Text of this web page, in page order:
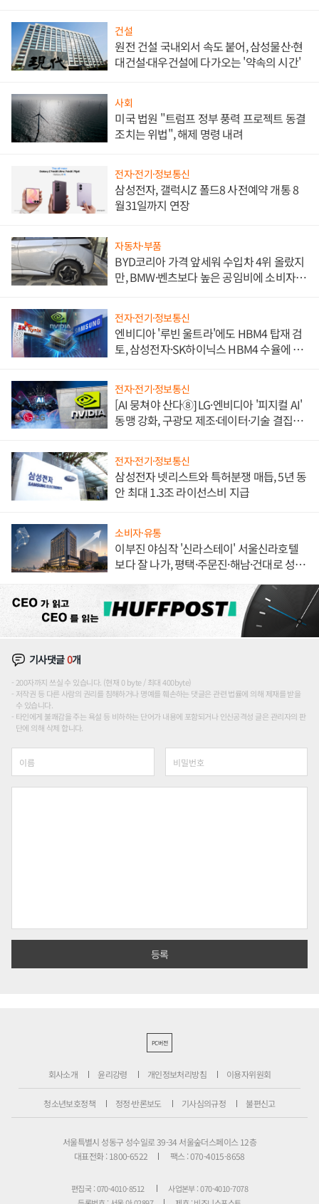
건설
원전 건설 국내외서 속도 붙어, 삼성물산·현
대건설·대우건설에 다가오는 '약속의 시간'
사회
미국 법원 "트럼프 정부 풍력 프로젝트 동결
조치는 위법", 해제 명령 내려
전자·전기·정보통신
삼성전자, 갤럭시Z 폴드8 사전예약 개통 8
월31일까지 연장
자동차·부품
BYD코리아 가격 앞세워 수입차 4위 올랐지
만, BMW·벤츠보다 높은 공임비에 소비자
전자·전기·정보통신
엔비디아 '루빈 울트라'에도 HBM4 탑재 검
토, 삼성전자·SK하이닉스 HBM4 수율에 주
전자·전기·정보통신
[AI 뭉쳐야 산다⑧] LG·엔비디아 '피지컬 AI'
동맹 강화, 구광모 제조·데이터·기술 결집
전자·전기·정보통신
삼성전자 넷리스트와 특허분쟁 매듭, 5년 동
안 최대 1.3조 라이선스비 지급
소비자·유통
이부진 야심작 '신라스테이' 서울신라호텔
보다 잘 나가, 평택·주문진·해남·건대로 성
기사댓글0개
200자까지 쓰실 수 있습니다. (현재 0 byte / 최대 400byte)
저작권 등 다른 사람의 권리를 침해하거나 명예를 훼손하는 댓글은 관련 법률에 의해 제재를 받을
수 있습니다.
타인에게 불쾌감을 주는 욕설 등 비하하는 단어가 내용에 포함되거나 인신공격성 글은 관리자의 판
단에 의해 삭제 합니다.
PC버전
회사소개 윤리강령 개인정보처리방침 이용자위원회
청소년보호정책 정정·반론보도 기사심의규정 불편신고
서울특별시 성동구 성수일로 39-34 서울숲더스페이스 12층
대표전화 : 1800-6522
팩스 : 070-4015-8658
편집국 : 070-4010-8512
사업본부 : 070-4010-7078